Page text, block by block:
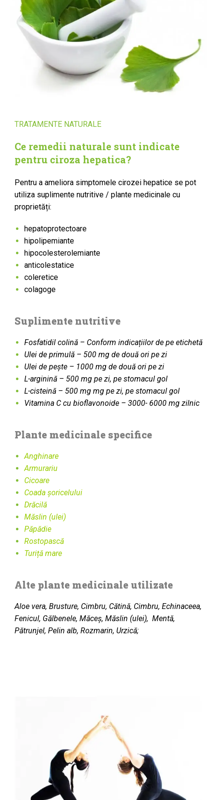
Ce remedii naturale sunt indicate
pentru ciroza hepatica?
Pentru a ameliora simptomele cirozei hepatice se pot
utiliza suplimente nutritive / plante medicinale cu
proprietăți:
hepatoprotectoare
hipolipemiante
hipocolesterolemiante
anticolestatice
coleretice
colagoge
Suplimente nutritive
Fosfatidil colină – Conform indicațiilor de pe etichetă
Ulei de primulă – 500 mg de două ori pe zi
Ulei de pește – 1000 mg de două ori pe zi
L-arginină – 500 mg pe zi, pe stomacul gol
L-cisteină – 500 mg mg pe zi, pe stomacul gol
Vitamina C cu bioflavonoide – 3000- 6000 mg zilnic
Plante medicinale specifice
Anghinare
Armurariu
Cicoare
Coada șoricelului
Drăcilă
Măslin (ulei)
Păpădie
Rostopască
Turiță mare
Alte plante medicinale utilizate
Aloe vera, Brusture, Cimbru, Cătină, Cimbru, Echinaceea,
Fenicul, Gălbenele, Măceș, Măslin (ulei), Mentă,
Pătrunjel, Pelin alb, Rozmarin, Urzică;
TRATAMENTE NATURALE